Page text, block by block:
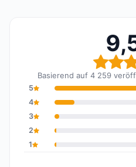
Basierend auf 4 259
5
4
3
2
1